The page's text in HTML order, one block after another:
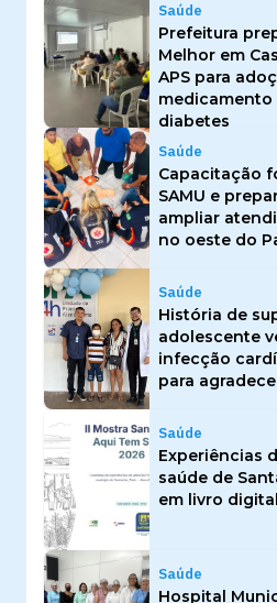
Saúde
Prefeitura
Melhor em
APS para
diabetes
Saúde
Capacitação
SAMU e
ampliar
no oeste do
Saúde
História de
adolescente
infecção
para
Saúde
Experiências
saúde de
em livro digital
Saúde
Hospital